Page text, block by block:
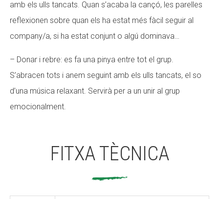
amb els ulls tancats. Quan s’acaba la cançó, les parelles
reflexionen sobre quan els ha estat més fàcil seguir al
company/a, si ha estat conjunt o algú dominava…
– Donar i rebre: es fa una pinya entre tot el grup.
S’abracen tots i anem seguint amb els ulls tancats, el so
d’una música relaxant. Servirà per a un unir al grup
emocionalment.
FITXA TÈCNICA